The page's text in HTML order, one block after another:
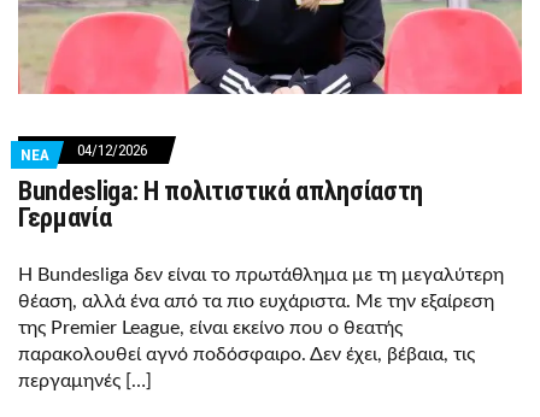
ΝΕΑ 04/12/2026
Bundesliga: Η πολιτιστικά απλησίαστη
Γερμανία
Η Bundesliga δεν είναι το πρωτάθλημα με τη μεγαλύτερη
θέαση, αλλά ένα από τα πιο ευχάριστα. Με την εξαίρεση
της Premier League, είναι εκείνο που ο θεατής
παρακολουθεί αγνό ποδόσφαιρο. Δεν έχει, βέβαια, τις
περγαμηνές […]